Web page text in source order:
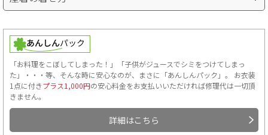
「お料理をこぼしてしまった！」「子供がジュースでシミをつけてしまっ
た」・・・等、そんな時に安心なのが、まさに「あんしんパック」。 お衣装
1点に付きプラス1,000円の安心料金をお支払いいただければ修理代は一切頂
きません。
詳細はこちら